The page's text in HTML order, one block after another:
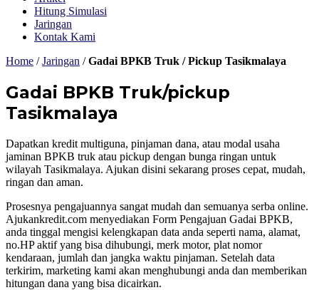
Hitung Simulasi
Jaringan
Kontak Kami
Home /Jaringan /Gadai BPKB Truk / Pickup Tasikmalaya
Gadai BPKB Truk/pickup
Tasikmalaya
Dapatkan kredit multiguna, pinjaman dana, atau modal usaha
jaminan BPKB truk atau pickup dengan bunga ringan untuk
wilayah Tasikmalaya. Ajukan disini sekarang proses cepat, mudah,
ringan dan aman.
Prosesnya pengajuannya sangat mudah dan semuanya serba online.
Ajukankredit.com menyediakan Form Pengajuan Gadai BPKB,
anda tinggal mengisi kelengkapan data anda seperti nama, alamat,
no.HP aktif yang bisa dihubungi, merk motor, plat nomor
kendaraan, jumlah dan jangka waktu pinjaman. Setelah data
terkirim, marketing kami akan menghubungi anda dan memberikan
hitungan dana yang bisa dicairkan.